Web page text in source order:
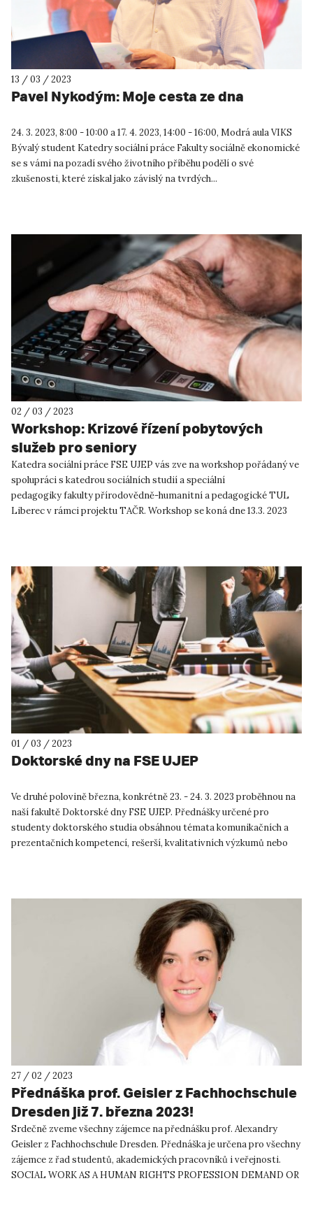
13 / 03 / 2023
Pavel Nykodým: Moje cesta ze dna
24. 3. 2023, 8:00 - 10:00 a 17. 4. 2023, 14:00 - 16:00, Modrá aula VIKS
Bývalý student Katedry sociální práce Fakulty sociálně ekonomické
se s vámi na pozadí svého životního příběhu podělí o své
zkušenosti, které získal jako závislý na tvrdých...
02 / 03 / 2023
Workshop: Krizové řízení pobytových
služeb pro seniory
Katedra sociální práce FSE UJEP vás zve na workshop pořádaný ve
spolupráci s katedrou sociálních studií a speciální
pedagogiky fakulty přírodovědně-humanitní a pedagogické TUL
Liberec v rámci projektu TAČR. Workshop se koná dne 13.3. 2023
01 / 03 / 2023
Doktorské dny na FSE UJEP
Ve druhé polovině března, konkrétně 23. - 24. 3. 2023 proběhnou na
naší fakultě Doktorské dny FSE UJEP. Přednášky určené pro
studenty doktorského studia obsáhnou témata komunikačních a
prezentačních kompetencí, rešerší, kvalitativních výzkumů nebo
27 / 02 / 2023
Přednáška prof. Geisler z Fachhochschule
Dresden již 7. března 2023!
Srdečně zveme všechny zájemce na přednášku prof. Alexandry
Geisler z Fachhochschule Dresden. Přednáška je určena pro všechny
zájemce z řad studentů, akademických pracovníků i veřejnosti.
SOCIAL WORK AS A HUMAN RIGHTS PROFESSION DEMAND OR